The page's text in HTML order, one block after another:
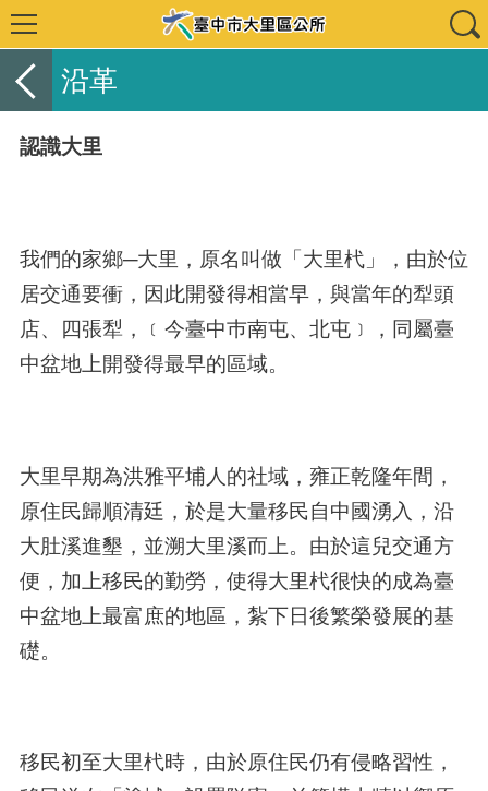
沿革
認識大里
我們的家鄉─大里，原名叫做「大里杙」，由於位
居交通要衝，因此開發得相當早，與當年的犁頭
店、四張犁，﹝今臺中巿南屯、北屯﹞，同屬臺
中盆地上開發得最早的區域。
大里早期為洪雅平埔人的社域，雍正乾隆年間，
原住民歸順清廷，於是大量移民自中國湧入，沿
大肚溪進墾，並溯大里溪而上。由於這兒交通方
便，加上移民的勤勞，使得大里杙很快的成為臺
中盆地上最富庶的地區，紮下日後繁榮發展的基
礎。
移民初至大里杙時，由於原住民仍有侵略習性，